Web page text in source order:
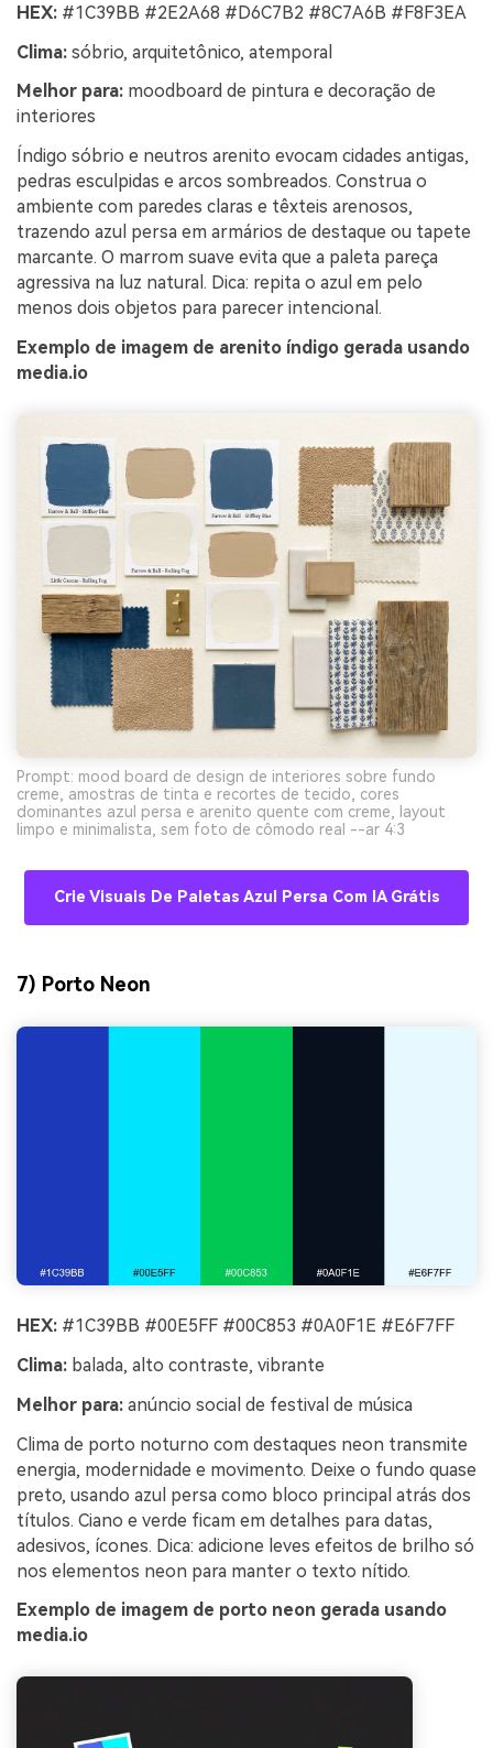
HEX: #1C39BB #2E2A68 #D6C7B2 #8C7A6B #F8F3EA
Clima: sóbrio, arquitetônico, atemporal
Melhor para: moodboard de pintura e decoração de
interiores
Índigo sóbrio e neutros arenito evocam cidades antigas,
pedras esculpidas e arcos sombreados. Construa o
ambiente com paredes claras e têxteis arenosos,
trazendo azul persa em armários de destaque ou tapete
marcante. O marrom suave evita que a paleta pareça
agressiva na luz natural. Dica: repita o azul em pelo
menos dois objetos para parecer intencional.
Exemplo de imagem de arenito índigo gerada usando
media.io
Prompt: mood board de design de interiores sobre fundo
creme, amostras de tinta e recortes de tecido, cores
dominantes azul persa e arenito quente com creme, layout
limpo e minimalista, sem foto de cômodo real --ar 4:3
Crie Visuais De Paletas Azul Persa Com IA Grátis
7) Porto Neon
HEX: #1C39BB #00E5FF #00C853 #0A0F1E #E6F7FF
Clima: balada, alto contraste, vibrante
Melhor para: anúncio social de festival de música
Clima de porto noturno com destaques neon transmite
energia, modernidade e movimento. Deixe o fundo quase
preto, usando azul persa como bloco principal atrás dos
títulos. Ciano e verde ficam em detalhes para datas,
adesivos, ícones. Dica: adicione leves efeitos de brilho só
nos elementos neon para manter o texto nítido.
Exemplo de imagem de porto neon gerada usando
media.io